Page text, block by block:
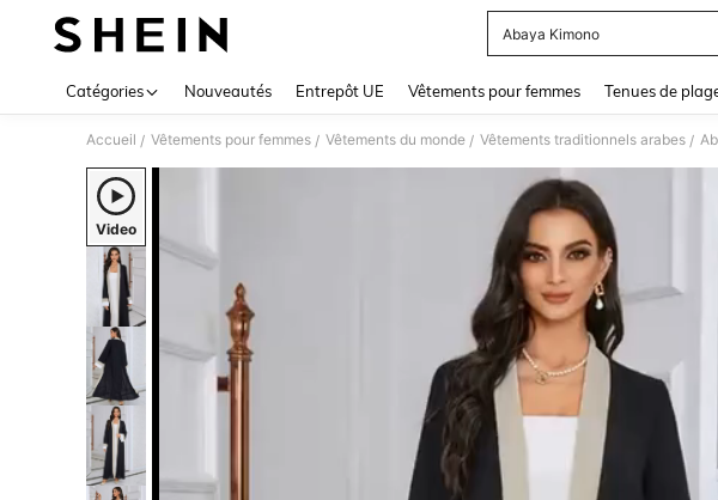
Abaya Kimono
Catégories Nouveautés Entrepôt UE Vêtements pour femmes Tenues de
Accueil / Vêtements pour femmes / Vêtements du monde / Vêtements traditionnels arabes /
Video